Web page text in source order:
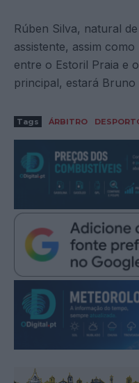
Rúben Silva, natural
assistente, assim
entre o Estoril Praia e
principal, estará Bruno
Tags ÁRBITRO